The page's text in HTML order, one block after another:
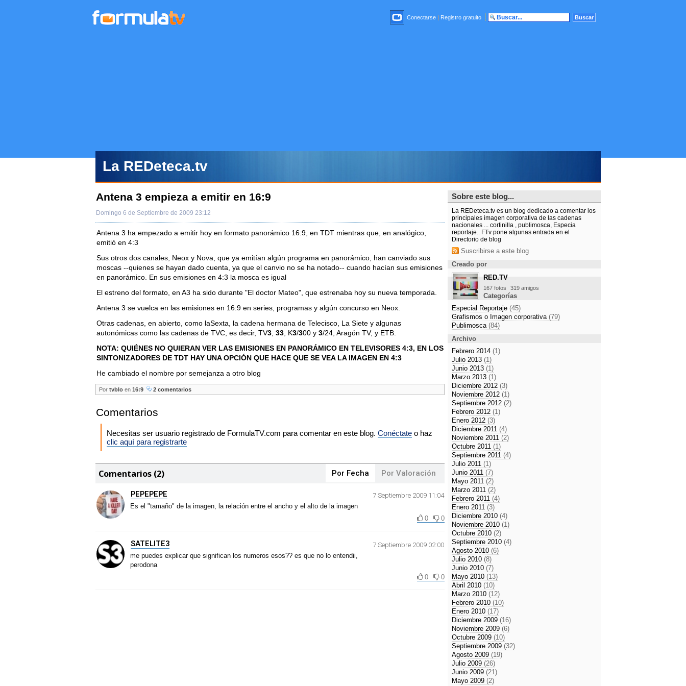
Conectarse | Registro gratuito
La REDeteca.tv
Antena 3 empieza a emitir en 16:9
Domingo 6 de Septiembre de 2009 23:12
Antena 3 ha empezado a emitir hoy en formato panorámico 16:9, en TDT mientras que, en analógico,
emitió en 4:3
Sus otros dos canales, Neox y Nova, que ya emitían algún programa en panorámico, han canviado sus
moscas --quienes se hayan dado cuenta, ya que el canvio no se ha notado-- cuando hacían sus emisiones
en panorámico. En sus emisiones en 4:3 la mosca es igual
El estreno del formato, en A3 ha sido durante "El doctor Mateo", que estrenaba hoy su nueva temporada.
Antena 3 se vuelca en las emisiones en 16:9 en series, programas y algún concurso en Neox.
Otras cadenas, en abierto, como laSexta, la cadena hermana de Telecisco, La Siete y algunas
autonómicas como las cadenas de TVC, es decir, TV3 33 , K3/300 y 3/24, Aragón TV, y ETB.
NOTA: QUIÉNES NO QUIERAN VER LAS EMISIONES EN PANORÁMICO EN TELEVISORES 4:3, EN LOS
SINTONIZADORES DE TDT HAY UNA OPCIÓN QUE HACE QUE SE VEA LA IMAGEN EN 4:3
He cambiado el nombre por semejanza a otro blog
Por tvblo en 16:9 2 comentarios
Comentarios
Necesitas ser usuario registrado de FormulaTV.com para comentar en este blog. Conéctate o haz
clic aquí para registrarte
Comentarios (2) Por Fecha Por Valoración
PEPEPEPE
7 Septiembre 2009 11:04
Es el "tamaño" de la imagen, la relación entre el ancho y el alto de la imagen
0
0
SATELITE3
7 Septiembre 2009 02:00
me puedes explicar que significan los numeros esos?? es que no lo entendii,
perodona
0
0
Sobre este blog...
La REDeteca.tv es un blog dedicado a comentar los
principales imagen corporativa de las cadenas
nacionales ... cortinilla , publimosca, Especia
reportaje.. FTv pone algunas entrada en el
Directorio de blog
Suscribirse a este blog
Creado por
RED.TV
167 fotos 319 amigos
Categorías
Especial Reportaje (45)
Grafismos o Imagen corporativa (79)
Publimosca (84)
Archivo
Febrero 2014 (1)
Julio 2013 (1)
Junio 2013 (1)
Marzo 2013 (1)
Diciembre 2012 (3)
Noviembre 2012 (1)
Septiembre 2012 (2)
Febrero 2012 (1)
Enero 2012 (3)
Diciembre 2011 (4)
Noviembre 2011 (2)
Octubre 2011 (1)
Septiembre 2011 (4)
Julio 2011 (1)
Junio 2011 (7)
Mayo 2011 (2)
Marzo 2011 (2)
Febrero 2011 (4)
Enero 2011 (3)
Diciembre 2010 (4)
Noviembre 2010 (1)
Octubre 2010 (2)
Septiembre 2010 (4)
Agosto 2010 (6)
Julio 2010 (8)
Junio 2010 (7)
Mayo 2010 (13)
Abril 2010 (10)
Marzo 2010 (12)
Febrero 2010 (10)
Enero 2010 (17)
Diciembre 2009 (16)
Noviembre 2009 (6)
Octubre 2009 (10)
Septiembre 2009 (32)
Agosto 2009 (19)
Julio 2009 (26)
Junio 2009 (21)
Mayo 2009 (2)